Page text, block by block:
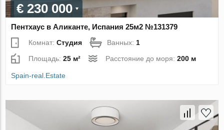
€ 230 000
Пентхаус в Аликанте, Испания 25м2 №131379
Комнат:Студия Ванных: 1
Площадь:25 м² Расстояние до моря:200 м
Spain-real.Estate